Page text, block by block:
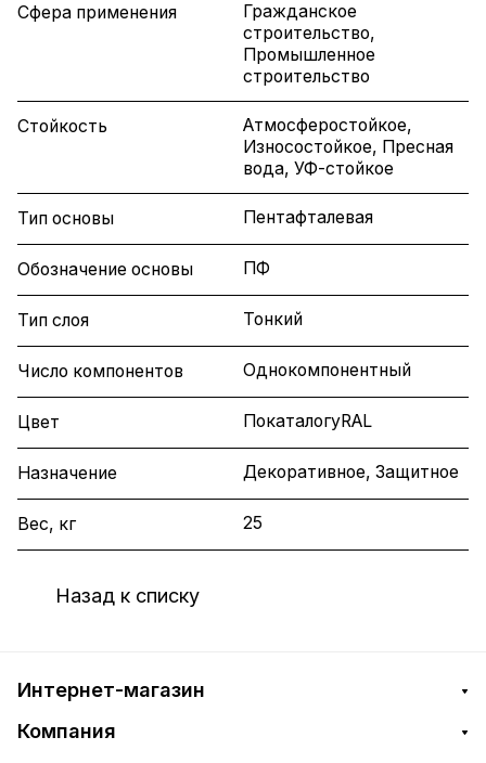
Сфера применения
Гражданское
строительство,
Промышленное
строительство
Стойкость
Атмосферостойкое,
Износостойкое, Пресная
вода, УФ-стойкое
Тип основы Пентафталевая
Обозначение основы ПФ
Тип слоя Тонкий
Число компонентов Однокомпонентный
Цвет ПокаталогуRAL
Назначение Декоративное, Защитное
Вес, кг 25
Назад к списку
Интернет-магазин
Компания